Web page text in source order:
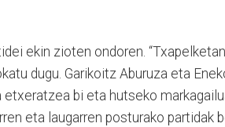
ekin zioten ondoren.
dugu. Garikoitz Aburuza eta
etxeratzea bi eta hutseko
eta laugarren posturako partidak